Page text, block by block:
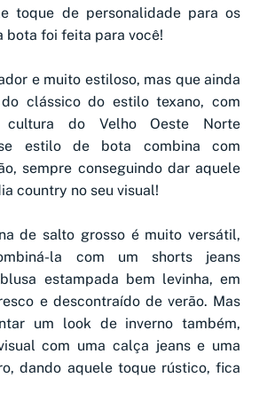
toque de personalidade para os
bota foi feita para você!
e muito estiloso, mas que ainda
clássico do estilo texano, com
cultura do Velho Oeste Norte
estilo de bota combina com
sempre conseguindo dar aquele
country no seu visual!
de salto grosso é muito versátil,
la com um shorts jeans
estampada bem levinha, em
e descontraído de verão. Mas
um look de inverno também,
com uma calça jeans e uma
dando aquele toque rústico, fica